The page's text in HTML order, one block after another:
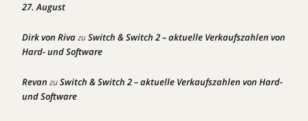
27. August
Dirk von RivazuSwitch & Switch 2 – aktuelle Verkaufszahlen von
Hard- und Software
Revan zuSwitch & Switch 2 – aktuelle Verkaufszahlen von Hard-
und Software